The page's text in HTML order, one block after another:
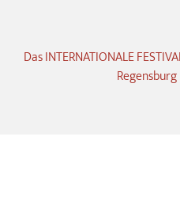
Das INTERNATIONALE